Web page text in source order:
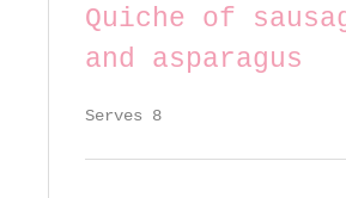
Quiche of
and asparagus
Serves 8